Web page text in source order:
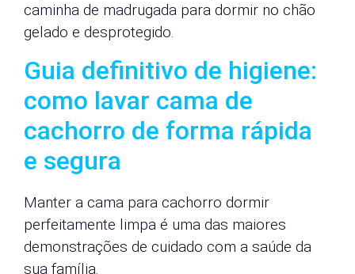
caminha de madrugada para dormir no chão
gelado e desprotegido.
Guia definitivo de higiene:
como lavar cama de
cachorro de forma rápida
e segura
Manter a cama para cachorro dormir
perfeitamente limpa é uma das maiores
demonstrações de cuidado com a saúde da
sua família.